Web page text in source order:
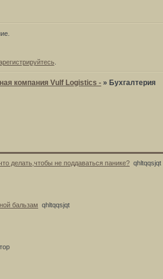
.
компания Vulf Logistics - »Бухгалтерия
делать,чтобы не поддаваться панике? qhltqqsjqt
бальзам qhltqqsjqt